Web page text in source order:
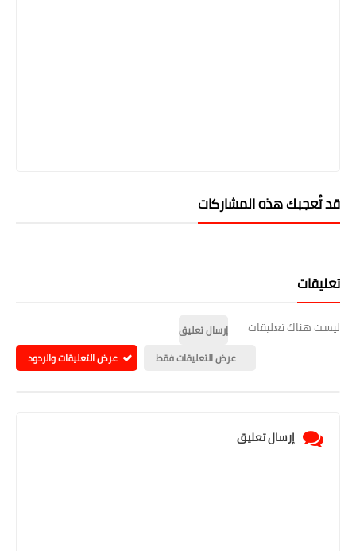
قد تُعجبك هذه المشاركات
تعليقات
ليست هناك تعليقات
إرسال تعليق
عرض التعليقات فقط
عرض التعليقات والردود
إرسال تعليق